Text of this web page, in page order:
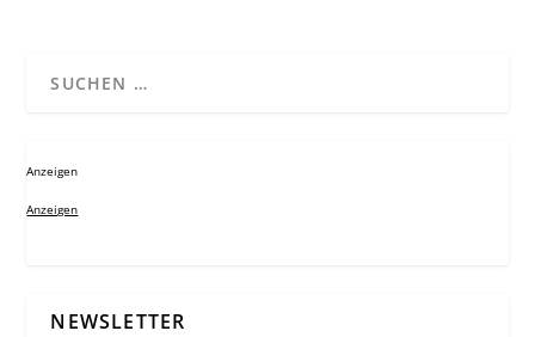
Anzeigen
Anzeigen
NEWSLETTER